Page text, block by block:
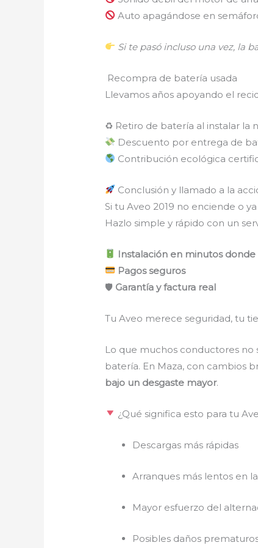
Auto apagándose en
Si te pasó incluso una vez, la
Recompra de batería usada
Llevamos años apoyando el
♻ Retiro de batería al instalar la
Descuento por entrega de
Contribución ecológica
Conclusión y llamado a la
Si tu Aveo 2019 no enciende o
Hazlo simple y rápido con un
Instalación en minutos donde
Pagos seguros
🛡 Garantía y factura real
Tu Aveo merece seguridad, tu
Lo que muchos conductores no
batería. En Maza, con cambios
bajo un desgaste mayor.
¿Qué significa esto para tu
Descargas más rápidas
Arranques más lentos en
Mayor esfuerzo del
Posibles daños